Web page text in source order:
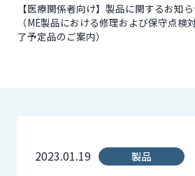
【医療関係者向け】製品に関するお知
（ME製品における修理および保守点検
了予定品のご案内）
2023.01.19 製品